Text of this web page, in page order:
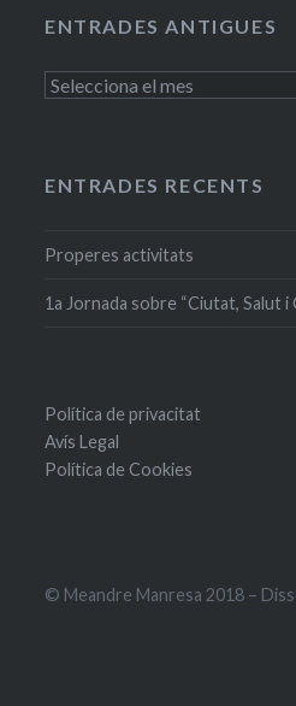
ENTRADES ANTIGUES
Entrades
ENTRADES RECENTS
Properes activitats
1a Jornada sobre “Ciutat, Salut i
Política de privacitat
Avís Legal
Política de Cookies
© Meandre Manresa 2018 –